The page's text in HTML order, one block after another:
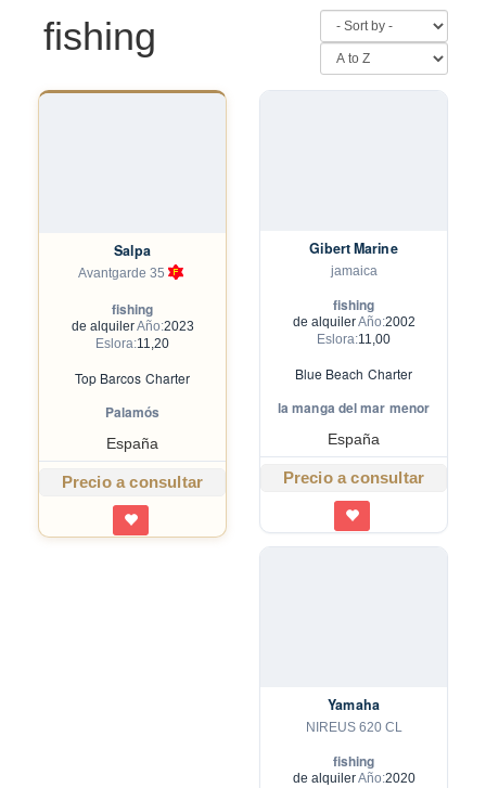
fishing
Salpa
Avantgarde 35
fishing
de alquilerAño:2023
Eslora:11,20
Top Barcos Charter
Palamós
España
Precio a consultar
Gibert Marine
jamaica
fishing
de alquilerAño:2002
Eslora:11,00
Blue Beach Charter
la manga del mar menor
España
Precio a consultar
Yamaha
NIREUS 620 CL
fishing
de alquilerAño:2020